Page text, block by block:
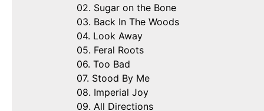
02. Sugar on the Bone
03. Back In The Woods
04. Look Away
05. Feral Roots
06. Too Bad
07. Stood By Me
08. Imperial Joy
09. All Directions